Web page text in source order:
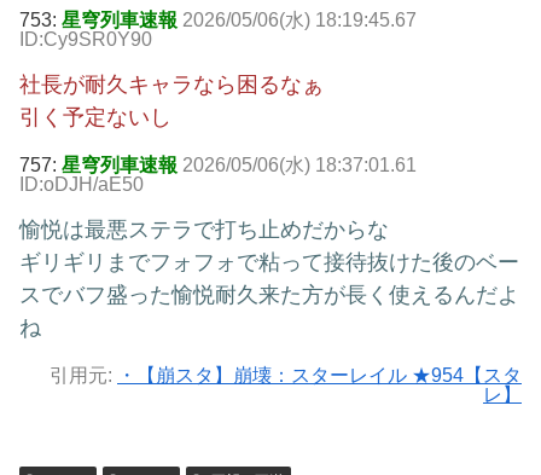
753: 星穹列車速報 2026/05/06(水) 18:19:45.67
ID:Cy9SR0Y90
社長が耐久キャラなら困るなぁ
引く予定ないし
757: 星穹列車速報 2026/05/06(水) 18:37:01.61
ID:oDJH/aE50
愉悦は最悪ステラで打ち止めだからな
ギリギリまでフォフォで粘って接待抜けた後のベー
スでバフ盛った愉悦耐久来た方が長く使えるんだよ
ね
引用元:
・【崩スタ】崩壊：スターレイル ★954【スタ
レ】